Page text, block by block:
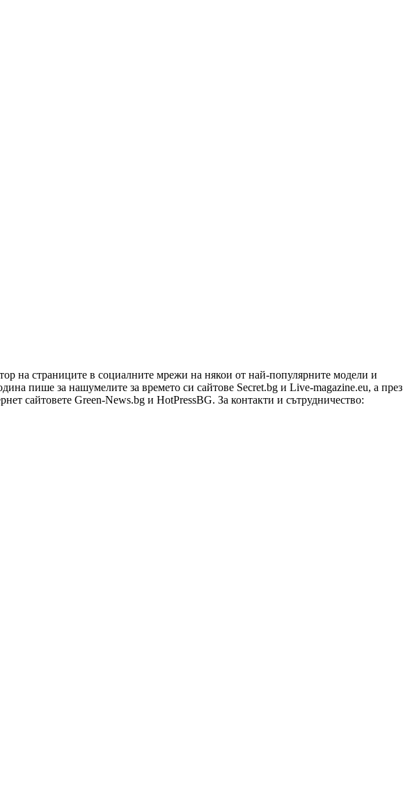
на страниците в социалните мрежи на някои от най-популярните модели и
пише за нашумелите за времето си сайтове Secret.bg и Live-magazine.eu, а през
сайтовете Green-News.bg и HotPressBG. За контакти и сътрудничество: